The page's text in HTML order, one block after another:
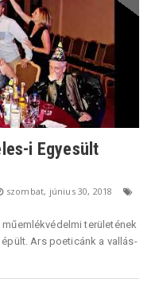
i Egyesült
szombat, június 30, 2018
területének
Ars poeticánk a vallás-